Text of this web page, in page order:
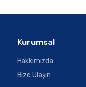
Kurumsal
Hakkımızda
Bize Ulaşın